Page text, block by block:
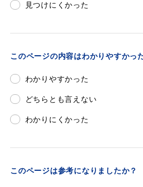
浜田市庁舎の
ご案内
見つけにくかった
このページの内容はわかりやすかっ
わかりやすかった
どちらとも言えない
わかりにくかった
このページは参考になりましたか？